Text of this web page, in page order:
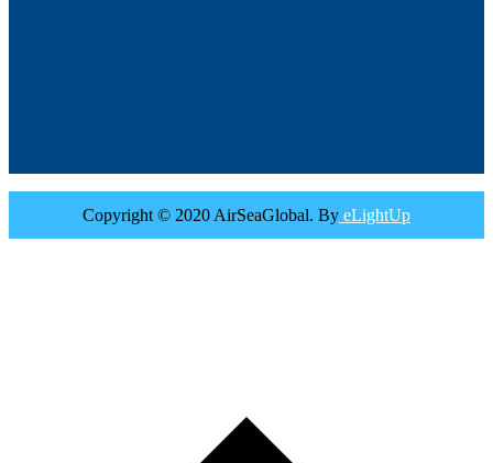
Copyright © 2020 AirSeaGlobal. By eLightUp